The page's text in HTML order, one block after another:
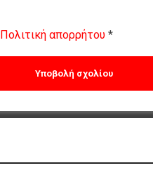
Πολιτική απορρήτου *